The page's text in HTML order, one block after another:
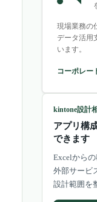
現場業務の
データ活用
います。
コーポレー
kintone設計
アプリ構
できます
Excelからの
外部サービ
設計範囲を